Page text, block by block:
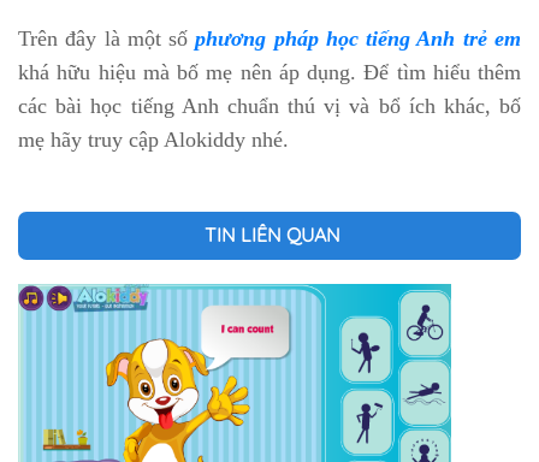
Trên đây là một sốphương pháp học tiếng Anh trẻ em
khá hữu hiệu mà bố mẹ nên áp dụng. Để tìm hiểu thêm
các bài học tiếng Anh chuẩn thú vị và bổ ích khác, bố
mẹ hãy truy cập Alokiddy nhé.
TIN LIÊN QUAN